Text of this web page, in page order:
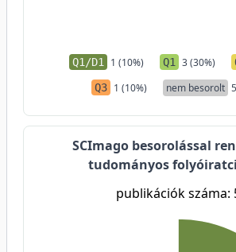
Q1/D1 1 (10%) Q1 3 (30%)
Q3 1 (10%) nem besorolt
SCImago besorolással
tudományos
publikációk száma: